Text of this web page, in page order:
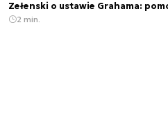
Zełenski o ustawie Grahama:
2 min.